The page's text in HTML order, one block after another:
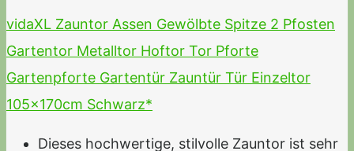
vidaXL Zauntor Assen Gewölbte Spitze 2 Pfosten
Gartentor Metalltor Hoftor Tor Pforte
Gartenpforte Gartentür Zauntür Tür Einzeltor
105x170cm Schwarz*
Dieses hochwertige, stilvolle Zauntor ist sehr